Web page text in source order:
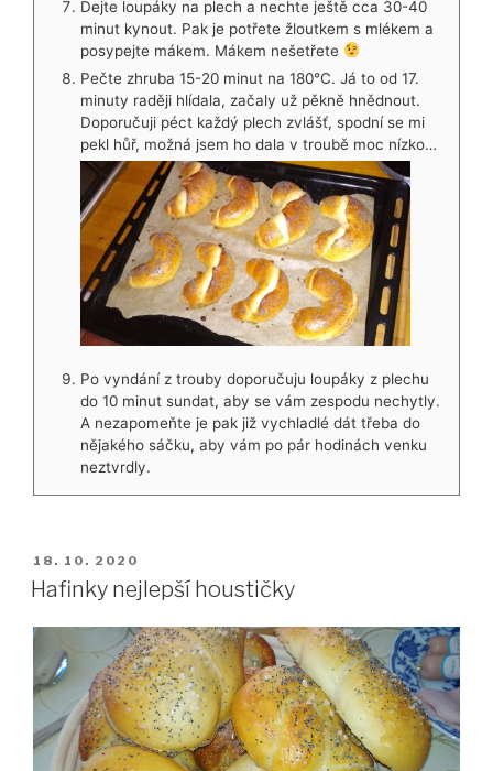
Dejte loupáky na plech a nechte ještě cca 30-40
minut kynout. Pak je potřete žloutkem s mlékem a
posypejte mákem. Mákem nešetřete
Pečte zhruba 15-20 minut na 180°C. Já to od 17.
minuty raději hlídala, začaly už pěkně hnědnout.
Doporučuji péct každý plech zvlášť, spodní se mi
pekl hůř, možná jsem ho dala v troubě moc nízko…
Po vyndání z trouby doporučuju loupáky z plechu
do 10 minut sundat, aby se vám zespodu nechytly.
A nezapomeňte je pak již vychladlé dát třeba do
nějakého sáčku, aby vám po pár hodinách venku
neztvrdly.
PUBLIKOVÁNO
18. 10. 2020
Hafinky nejlepší houstičky